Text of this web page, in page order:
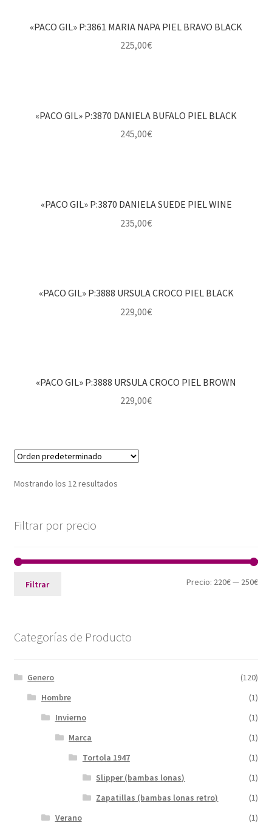
«PACO GIL» P:3861 MARIA NAPA PIEL BRAVO BLACK
225,00€
«PACO GIL» P:3870 DANIELA BUFALO PIEL BLACK
245,00€
«PACO GIL» P:3870 DANIELA SUEDE PIEL WINE
235,00€
«PACO GIL» P:3888 URSULA CROCO PIEL BLACK
229,00€
«PACO GIL» P:3888 URSULA CROCO PIEL BROWN
229,00€
Mostrando los 12 resultados
Filtrar por precio
Filtrar Precio: 220€— 250€
Categorías de Producto
Genero
(120)
Hombre
(1)
Invierno
(1)
Marca
(1)
Tortola 1947
(1)
Slipper (bambas lonas)
(1)
Zapatillas (bambas lonas retro)
(1)
Verano
(1)